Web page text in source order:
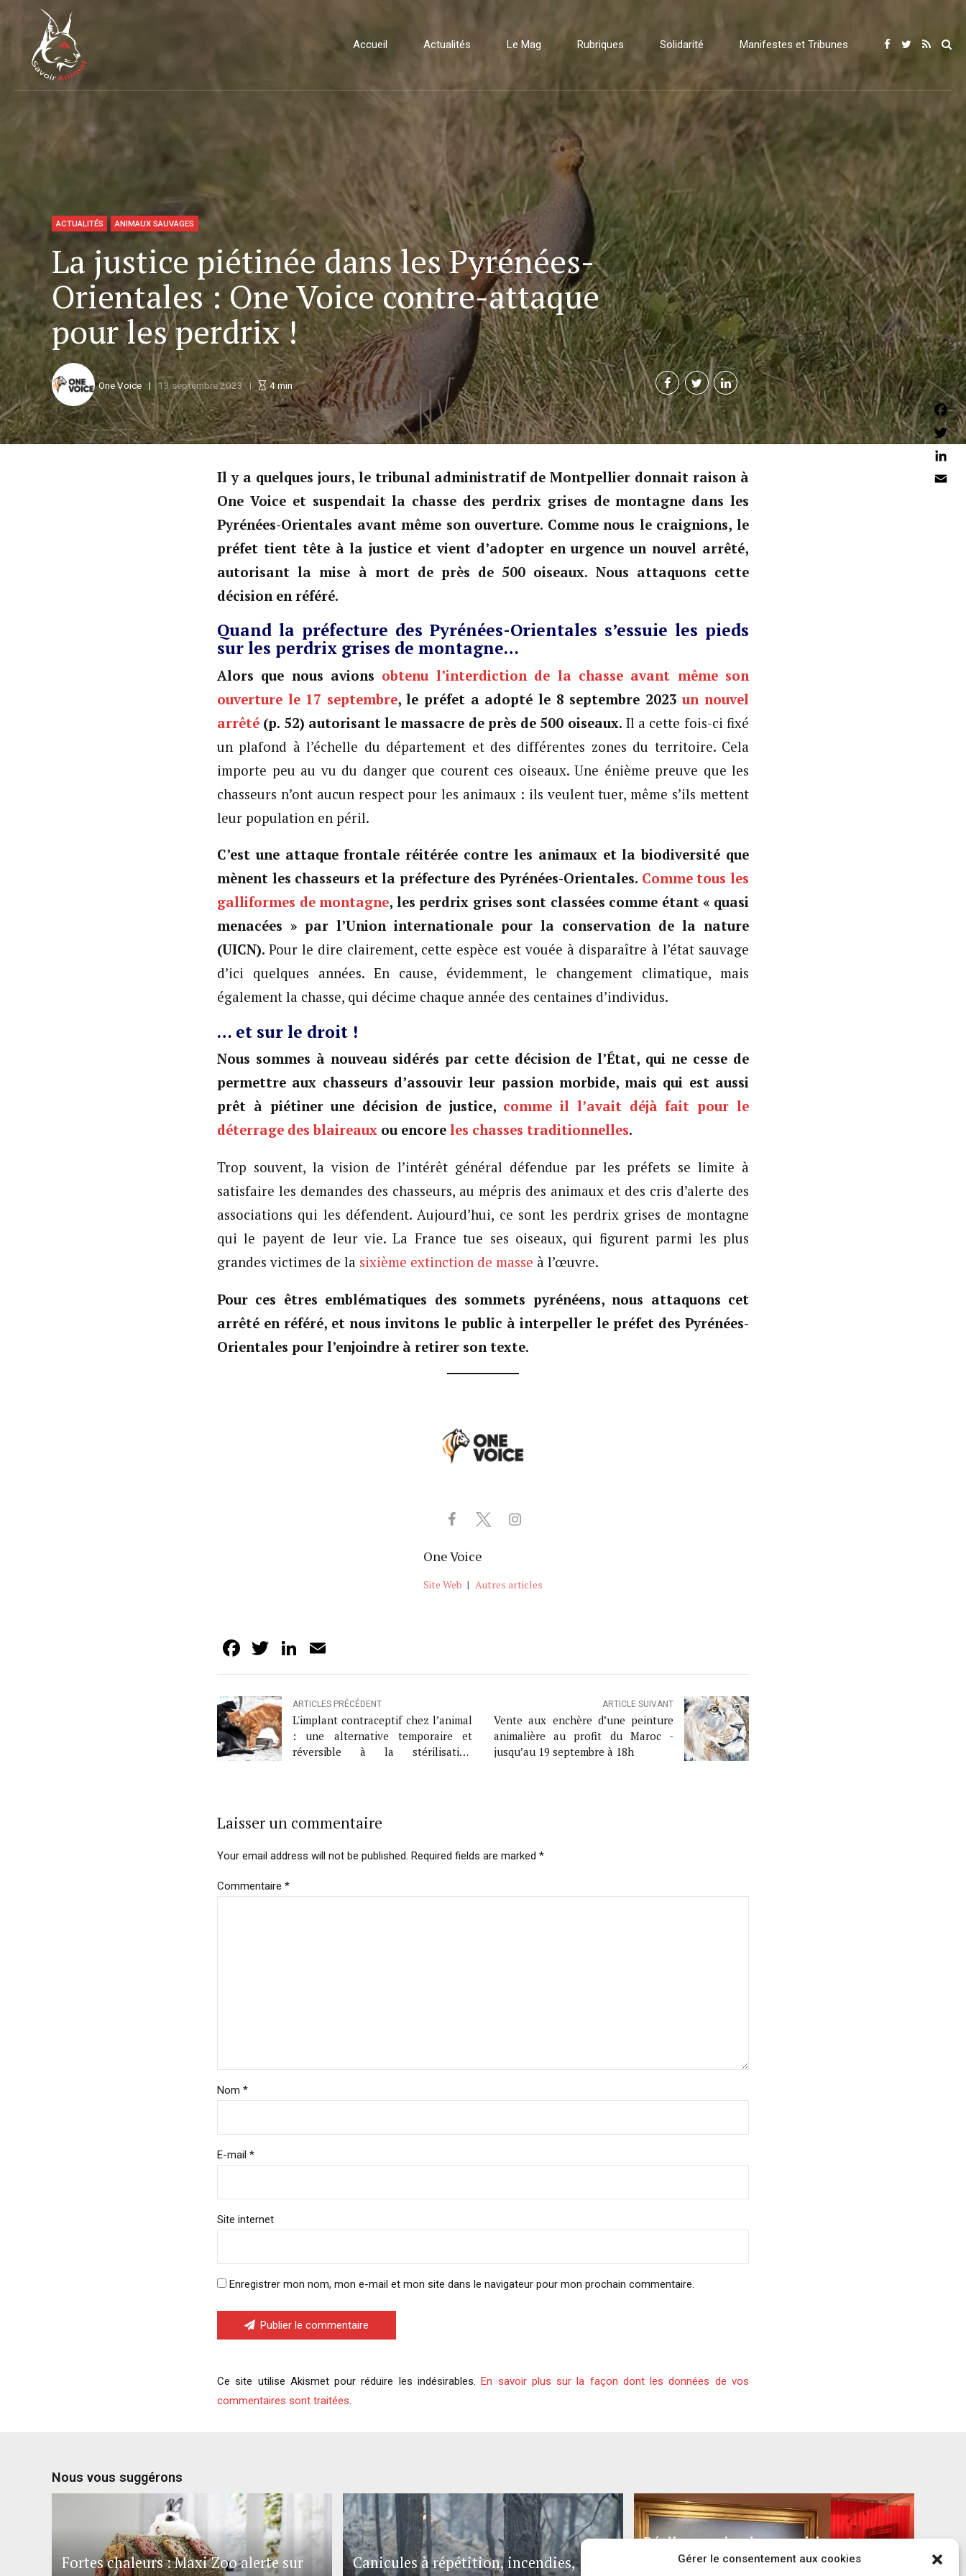
Gérer le consentement aux cookies
Accueil Actualités Le Mag Rubriques Solidarité Manifestes et Tribunes
ACTUALITÉS ANIMAUX SAUVAGES
La justice piétinée dans les Pyrénées-
Orientales : One Voice contre-attaque
pour les perdrix !
One Voice 13 septembre 2023 4min
Il y a quelques jours, le tribunal administratif de Montpellier donnait raison à
One Voice et suspendait la chasse des perdrix grises de montagne dans les
Pyrénées-Orientales avant même son ouverture. Comme nous le craignions, le
préfet tient tête à la justice et vient d’adopter en urgence un nouvel arrêté,
autorisant la mise à mort de près de 500 oiseaux. Nous attaquons cette
décision en référé.
Quand la préfecture des Pyrénées-Orientales s’essuie les pieds
sur les perdrix grises de montagne…
Alors que nous avions obtenu l’interdiction de la chasse avant même son
ouverture le 17 septembre, le préfet a adopté le 8 septembre 2023un nouvel
arrêté (p. 52) autorisant le massacre de près de 500 oiseaux. Il a cette fois-ci fixé
un plafond à l’échelle du département et des différentes zones du territoire. Cela
importe peu au vu du danger que courent ces oiseaux. Une énième preuve que les
chasseurs n’ont aucun respect pour les animaux : ils veulent tuer, même s’ils mettent
leur population en péril.
C’est une attaque frontale réitérée contre les animaux et la biodiversité que
mènent les chasseurs et la préfecture des Pyrénées-Orientales. Comme tous les
galliformes de montagne, les perdrix grises sont classées comme étant « quasi
menacées » par l’Union internationale pour la conservation de la nature
(UICN).Pour le dire clairement, cette espèce est vouée à disparaître à l’état sauvage
d’ici quelques années. En cause, évidemment, le changement climatique, mais
également la chasse, qui décime chaque année des centaines d’individus.
… et sur le droit !
Nous sommes à nouveau sidérés par cette décision de l’État, qui ne cesse de
permettre aux chasseurs d’assouvir leur passion morbide, mais qui est aussi
prêt à piétiner une décision de justice, comme il l’avait déjà fait pour le
déterrage des blaireaux ou encore les chasses traditionnelles.
Trop souvent, la vision de l’intérêt général défendue par les préfets se limite à
satisfaire les demandes des chasseurs, au mépris des animaux et des cris d’alerte des
associations qui les défendent. Aujourd’hui, ce sont les perdrix grises de montagne
qui le payent de leur vie. La France tue ses oiseaux, qui figurent parmi les plus
grandes victimes de la sixième extinction de masse à l’œuvre.
Pour ces êtres emblématiques des sommets pyrénéens, nous attaquons cet
arrêté en référé, et nous invitons le public à interpeller le préfet des Pyrénées-
Orientales pour l’enjoindre à retirer son texte.
One Voice
Site Web | Autres articles
Facebook
TwitterLinkedIn
ARTICLES PRÉCÉDENT
L'implant contraceptif chez l’animal
: une alternative temporaire et
réversible à la stérilisation
ARTICLE SUIVANT
Vente aux enchère d’une peinture
animalière au profit du Maroc -
jusqu’au 19 septembre à 18h
Laisser un commentaire
Your email address will not be published. Required fields are marked *
Commentaire *
Nom *
E-mail *
Site internet
Enregistrer mon nom, mon e-mail et mon site dans le navigateur pour mon prochain commentaire.
Publier le commentaire
Ce site utilise Akismet pour réduire les indésirables.En savoir plus sur la façon dont les données de vos
commentaires sont traitées.
Nous vous suggérons
Fortes chaleurs : Maxi Zoo alerte sur
Canicules à répétition, incendies,
Réalisme animal : exposition et
catalogue – Musée départemental
Twitter